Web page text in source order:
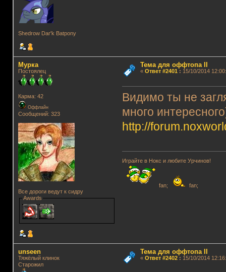
Shedrow Dar'k Batpony
Мурка
Постоялец
Карма: 42
Оффлайн
Сообщений: 323
Все дороги ведут к сидру
Awards
Тема для оффтопа II
« Ответ #2401: 15/10/2014
Видимо ты не
много
http://
Играйте в Нокс и любите Урчинов!
fan; fan;
unseen
Тяжёлый клинок
Старожил
Тема для оффтопа II
« Ответ #2402: 15/10/2014